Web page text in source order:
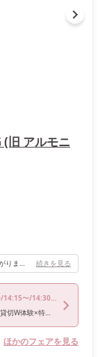
旧 アルモニ
ファーストバイトでのビッグスプーンがすごく盛り上がりました。デザートブッフェも豪華さを演出できておススメです。 続きを見る
〜/14:30〜/17:00〜
【お盆祝日限定】光溢れる森のチャペル&貸切W体験×特選牛試食
ほかのフェアを見る